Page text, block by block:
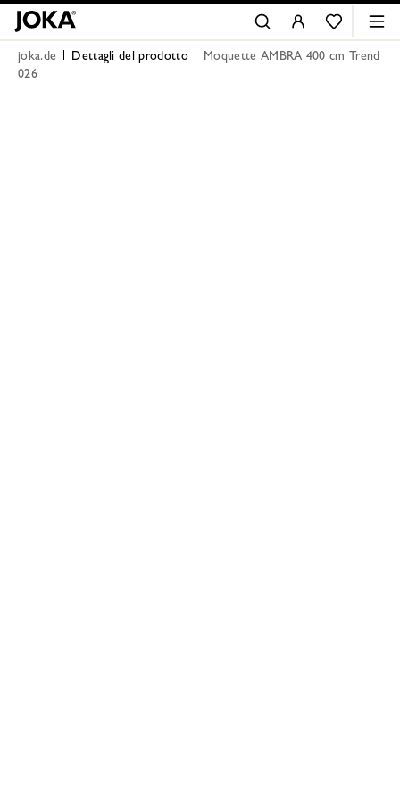
joka.de Dettagli del prodotto
Moquette AMBRA 400 cm Trend
026